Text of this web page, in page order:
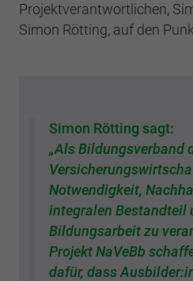
Projektverantwortlichen,
Simon Rötting, auf den
Simon Rötting sagt:
„Als Bildungsverband
Notwendigkeit,
integralen Bestandteil
Bildungsarbeit zu
Projekt NaVeBb
dafür, dass